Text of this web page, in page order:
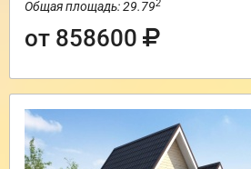
Общая площадь: 29.792
от 858600